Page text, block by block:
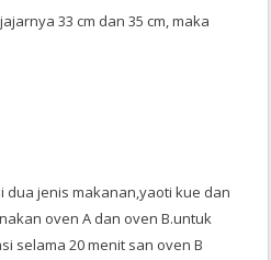
33 cm dan 35 cm, maka
dua jenis makanan,yaoti kue dan
oven A dan oven B.untuk
selama 20 menit san oven B